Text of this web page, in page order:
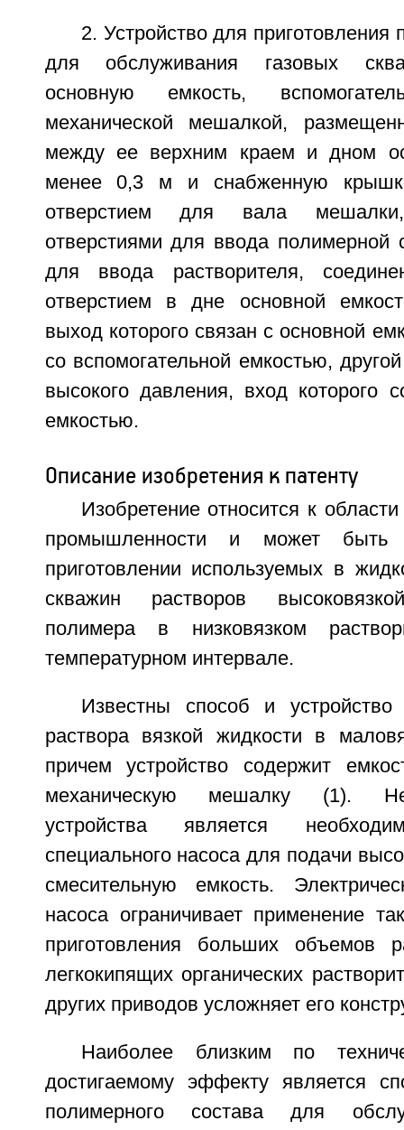
2. Устройство для приготовления
для обслуживания газовых
основную емкость,
механической мешалкой,
между ее верхним краем и дном
менее 0,3 м и снабженную
отверстием для вала
отверстиями для ввода полимерной
для ввода растворителя,
отверстием в дне основной
выход которого связан с основной
со вспомогательной емкостью,
высокого давления, вход которого
емкостью.
Описание изобретения к патенту
Изобретение относится к
промышленности и может быть
приготовлении используемых в
скважин растворов
полимера в низковязком
температурном интервале.
Известны способ и устройство
раствора вязкой жидкости в
причем устройство содержит
механическую мешалку (1).
устройства является
специального насоса для подачи
смесительную емкость.
насоса ограничивает применение
приготовления больших объемов
легкокипящих органических
других приводов усложняет его
Наиболее близким по
достигаемому эффекту является
полимерного состава для